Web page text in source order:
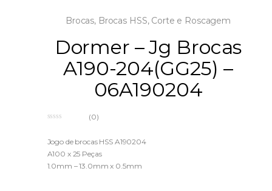
Brocas, Brocas HSS, Corte e Roscagem
Dormer – Jg Brocas
A190-204(GG25) –
06A190204
u
o
f
5
(0)
Jogo de brocas HSS A190204
A100 x 25 Peças
1.0mm – 13.0mm x 0.5mm